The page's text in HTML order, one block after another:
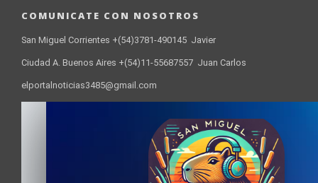
COMUNICATE CON NOSOTROS
San Miguel Corrientes +(54)3781-490145 Javier
Ciudad A. Buenos Aires +(54)11-55687557 Juan Carlos
elportalnoticias3485@gmail.com